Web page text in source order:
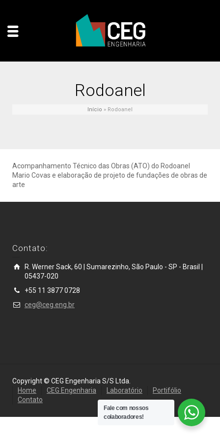
Rodoanel
Início » Rodoanel
Acompanhamento Técnico das Obras (ATO) do Rodoanel
Mario Covas e elaboração de projeto de fundações de obras de
arte
Contato:
R. Werner Sack, 60 | Sumarezinho, São Paulo - SP - Brasil |
05437-020
+55 11 3877 0728
ceg@ceg.eng.br
Copyright © CEG Engenharia S/S Ltda.
Home
CEG Engenharia Laboratório
Portifólio
Contato
Fale com nossos
colaboradores!